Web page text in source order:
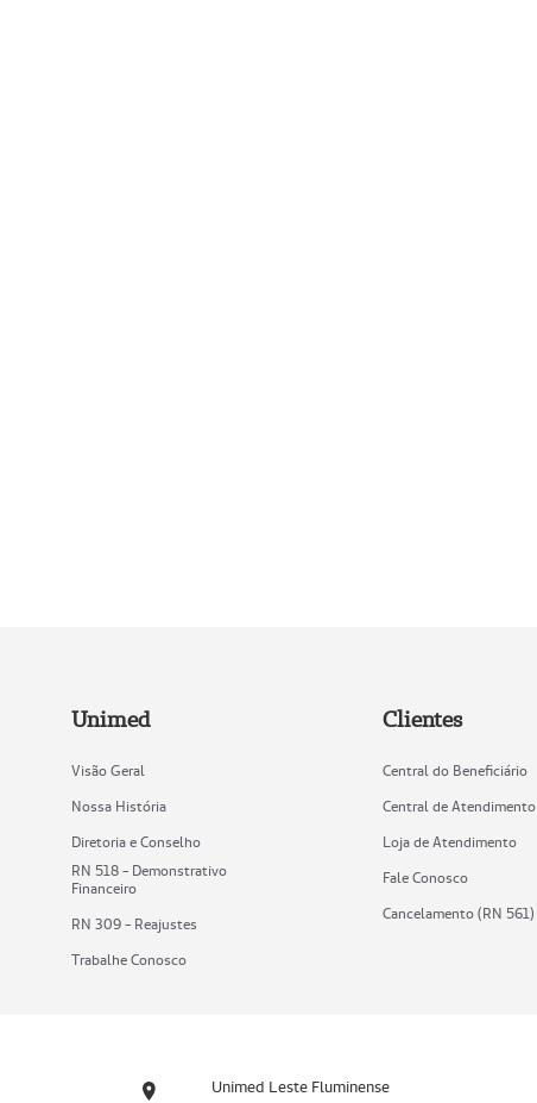
Unimed
Visão Geral
Nossa História
Diretoria e Conselho
RN 518 - Demonstrativo
Financeiro
RN 309 - Reajustes
Trabalhe Conosco
Clientes
Central do Beneficiário
Central de Atendimento
Loja de Atendimento
Fale Conosco
Cancelamento (RN 561)
Unimed Leste Fluminense